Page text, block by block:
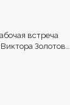
встреча
Золотова